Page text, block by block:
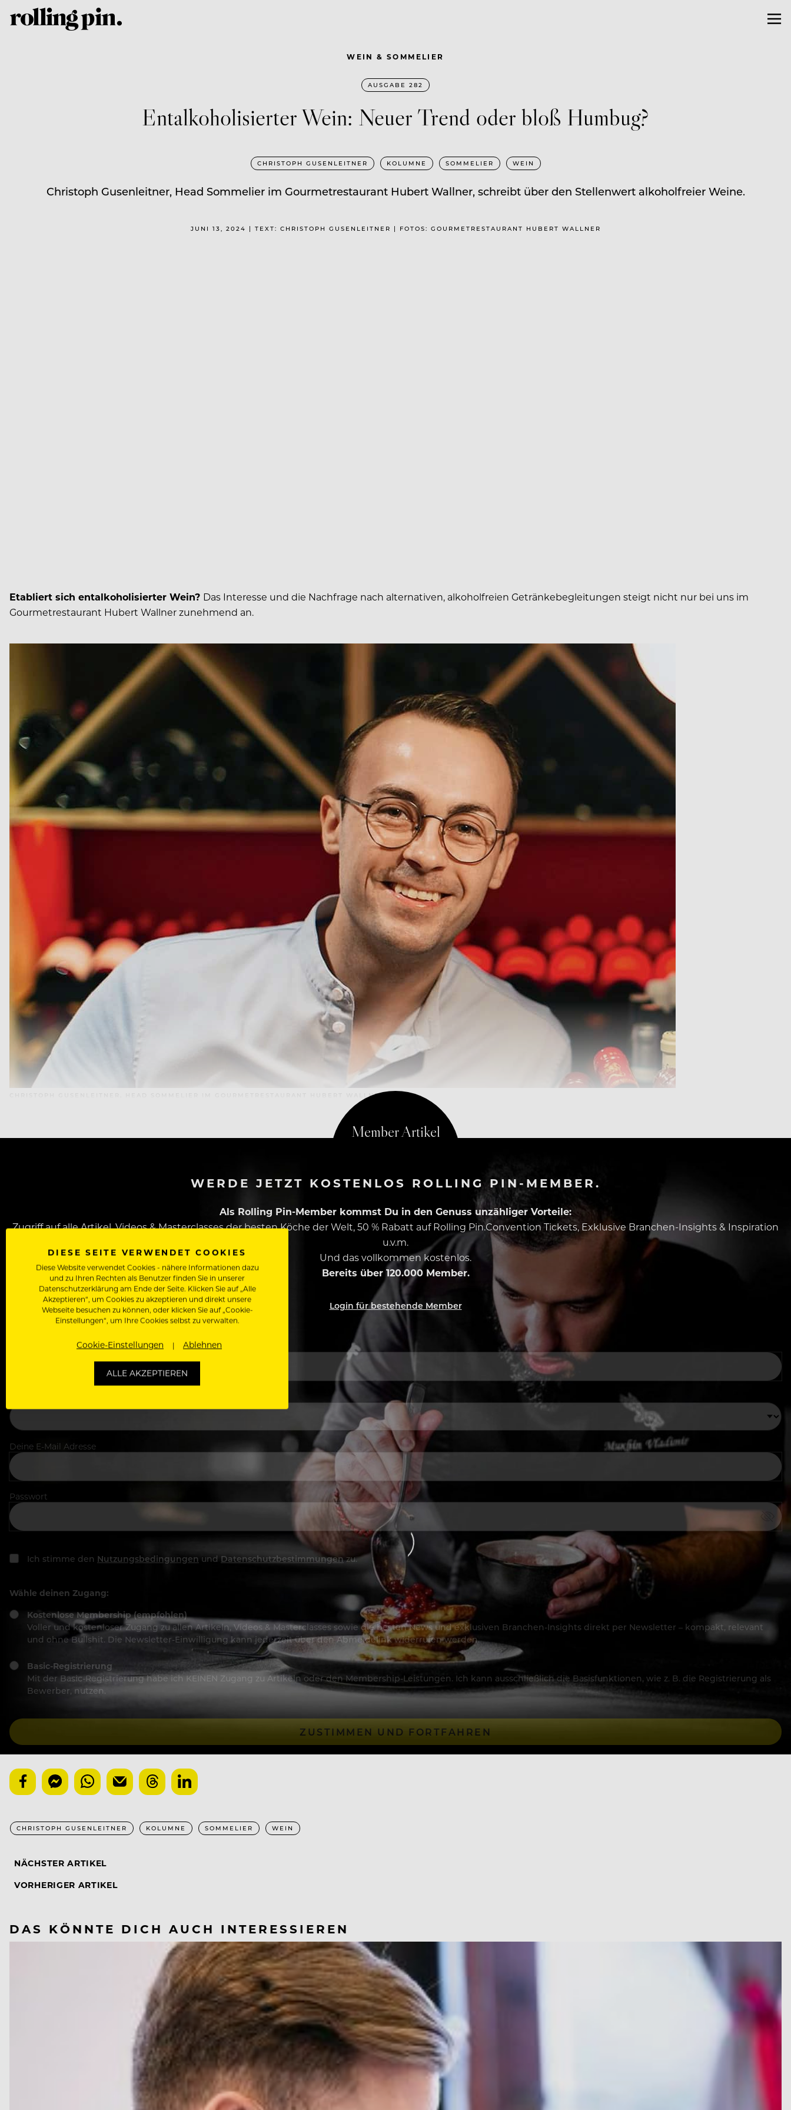
WEIN & SOMMELIER
AUSGABE 282
Entalkoholisierter Wein: Neuer Trend oder bloß Humbug?
CHRISTOPH GUSENLEITNER KOLUMNE SOMMELIER WEIN
Christoph Gusenleitner, Head Sommelier im Gourmetrestaurant Hubert Wallner, schreibt über den Stellenwert alkoholfreier Weine.
JUNI 13, 2024 | TEXT: CHRISTOPH GUSENLEITNER | FOTOS: GOURMETRESTAURANT HUBERT WALLNER
Etabliert sich entalkoholisierter Wein? Das Interesse und die Nachfrage nach alternativen, alkoholfreien Getränkebegleitungen steigt nicht nur bei uns im
Gourmetrestaurant Hubert Wallner zunehmend an.
CHRISTOPH GUSENLEITNER, HEAD SOMMELIER IM GOURMETRESTAURANT HUBERT WALLNER
WERDE JETZT KOSTENLOS ROLLING PIN-MEMBER.
Als Rolling Pin-Member kommst Du in den Genuss unzähliger Vorteile:
Zugriff auf alle Artikel, Videos & Masterclasses der besten Köche der Welt, 50 % Rabatt auf Rolling Pin.Convention Tickets, Exklusive Branchen-Insights & Inspiration
u.v.m.
Und das vollkommen kostenlos.
Bereits über 120.000 Member.
Login für bestehende Member
Deine E-Mail Adresse
Passwort
Ich stimme den Nutzungsbedingungen und Datenschutzbestimmungenzu.
Wähle deinen Zugang:
Kostenlose Membership (empfohlen)
Voller und kostenloser Zugang zu allen Artikeln, Videos & Masterclasses sowie die besten News und exklusiven Branchen-Insights direkt per Newsletter – kompakt, relevant
und ohne Bullshit. Die Newsletter-Einwilligung kann jederzeit über den Abmeldelink widerrufen werden.
Basic-Registrierung
Mit der Basic-Registrierung habe ich KEINEN Zugang zu Artikeln oder den Membership-Leistungen. Ich kann ausschließlich die Basisfunktionen, wie z. B. die Registrierung als
Bewerber, nutzen.
ZUSTIMMEN UND FORTFAHREN
CHRISTOPH GUSENLEITNER KOLUMNE SOMMELIER WEIN
NÄCHSTER ARTIKEL
VORHERIGER ARTIKEL
DAS KÖNNTE DICH AUCH INTERESSIEREN
DIESE SEITE VERWENDET COOKIES
Diese Website verwendet Cookies - nähere Informationen dazu
und zu Ihren Rechten als Benutzer finden Sie in unserer
Datenschutzerklärung am Ende der Seite. Klicken Sie auf „Alle
Akzeptieren“, um Cookies zu akzeptieren und direkt unsere
Webseite besuchen zu können, oder klicken Sie auf „Cookie-
Einstellungen“, um Ihre Cookies selbst zu verwalten.
Cookie-Einstellungen Ablehnen
ALLE AKZEPTIEREN